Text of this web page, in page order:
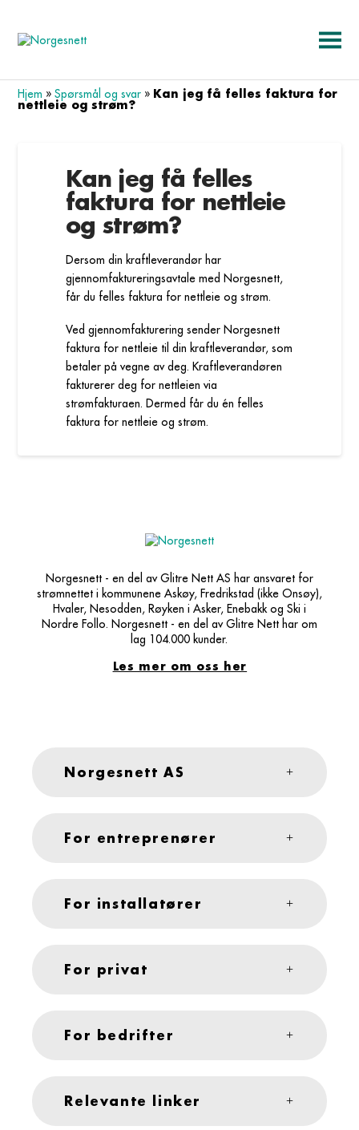
Hjem »Spørsmål og svar » Kan jeg få felles faktura for
nettleie og strøm?
Kan jeg få felles
faktura for nettleie
og strøm?
Dersom din kraftleverandør har
gjennomfaktureringsavtale med Norgesnett,
får du felles faktura for nettleie og strøm.
Ved gjennomfakturering sender Norgesnett
faktura for nettleie til din kraftleverandør, som
betaler på vegne av deg. Kraftleverandøren
fakturerer deg for nettleien via
strømfakturaen. Dermed får du én felles
faktura for nettleie og strøm.
Norgesnett - en del av Glitre Nett AS har ansvaret for
strømnettet i kommunene Askøy, Fredrikstad (ikke Onsøy),
Hvaler, Nesodden, Røyken i Asker, Enebakk og Ski i
Nordre Follo. Norgesnett - en del av Glitre Nett har om
lag 104.000 kunder.
Les mer om oss her
Norgesnett AS
For entreprenører
For installatører
For privat
For bedrifter
Relevante linker